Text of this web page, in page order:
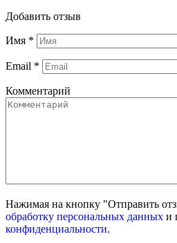
Добавить отзыв
Имя *
Email *
Комментарий
Нажимая на кнопку "Отправить
обработку персональных данных и
конфиденциальности.